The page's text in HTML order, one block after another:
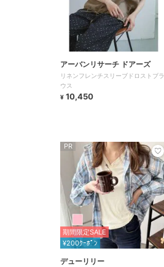
アーバンリサーチ ドアーズ
リネンフレンチスリーブドロストブラ
ウス
¥ 10,450
PR
期間限定SALE
¥200ｸｰﾎﾟﾝ
デューリリー